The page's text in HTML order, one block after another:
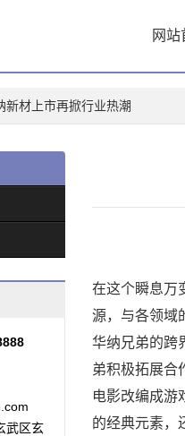
网站
新材上市再掀行业热潮
纳电影盛宴即将开演
武区玄
在这个瞬息万
源，与各领域
华纳兄弟的跨
弟积极拓展合
电影改编成游
的经典元素，